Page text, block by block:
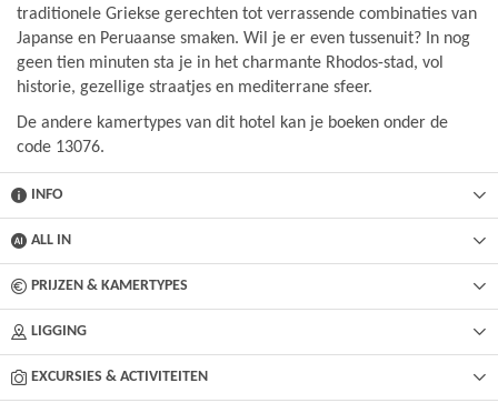
traditionele Griekse gerechten tot verrassende combinaties van
Japanse en Peruaanse smaken. Wil je er even tussenuit? In nog
geen tien minuten sta je in het charmante Rhodos-stad, vol
historie, gezellige straatjes en mediterrane sfeer.
De andere kamertypes van dit hotel kan je boeken onder de
code 13076.
INFO
ALL IN
PRIJZEN & KAMERTYPES
LIGGING
EXCURSIES & ACTIVITEITEN